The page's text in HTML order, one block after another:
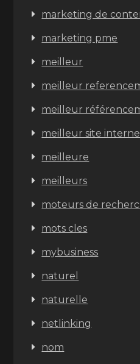
marketing de
marketing pme
meilleur
meilleur
meilleur
meilleur site
meilleure
meilleurs
moteurs de
mots cles
mybusiness
naturel
naturelle
netlinking
nom